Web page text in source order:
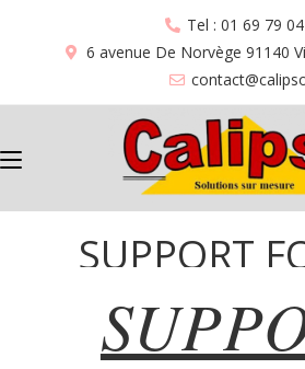
Tel : 01 69 79
6 avenue De Norvège 91140
SUPPORT
KORE